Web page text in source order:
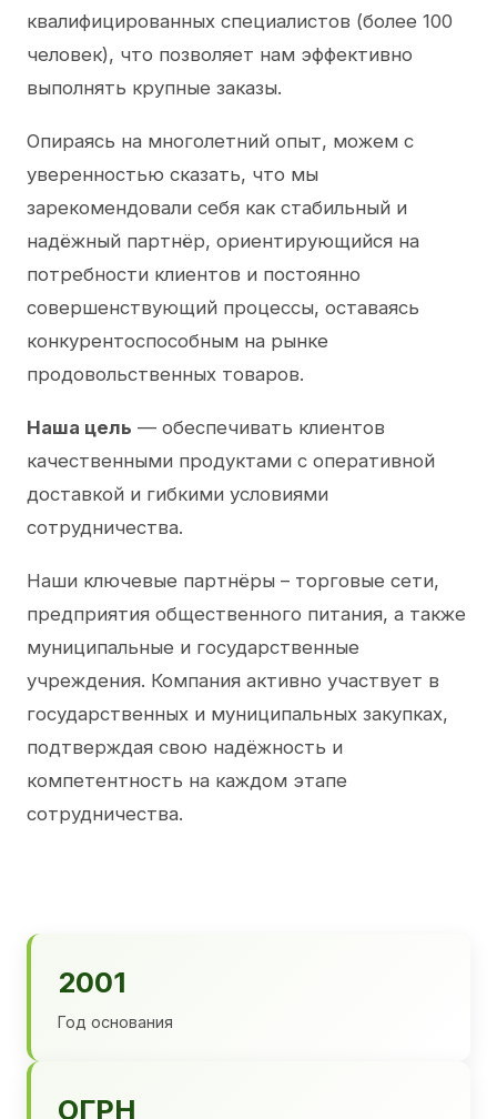
квалифицированных специалистов (более 100
человек), что позволяет нам эффективно
выполнять крупные заказы.
Опираясь на многолетний опыт, можем с
уверенностью сказать, что мы
зарекомендовали себя как стабильный и
надёжный партнёр, ориентирующийся на
потребности клиентов и постоянно
совершенствующий процессы, оставаясь
конкурентоспособным на рынке
продовольственных товаров.
Наша цель — обеспечивать клиентов
качественными продуктами с оперативной
доставкой и гибкими условиями
сотрудничества.
Наши ключевые партнёры – торговые сети,
предприятия общественного питания, а также
муниципальные и государственные
учреждения. Компания активно участвует в
государственных и муниципальных закупках,
подтверждая свою надёжность и
компетентность на каждом этапе
сотрудничества.
2001
Год основания
ОГРН